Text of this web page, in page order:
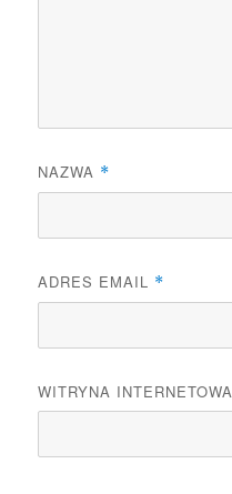
NAZWA *
ADRES EMAIL *
WITRYNA INTERNETOWA